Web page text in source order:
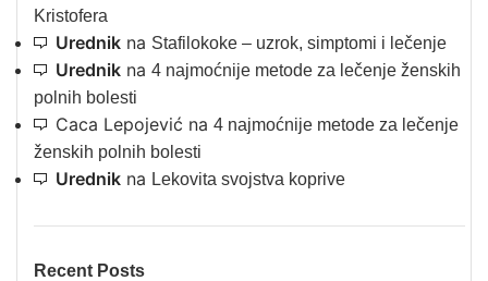
Kristofera
Urednik na Stafilokoke – uzrok, simptomi i lečenje
Urednik na 4 najmoćnije metode za lečenje ženskih
polnih bolesti
Caca Lepojević na 4 najmoćnije metode za lečenje
ženskih polnih bolesti
Urednik na Lekovita svojstva koprive
Recent Posts